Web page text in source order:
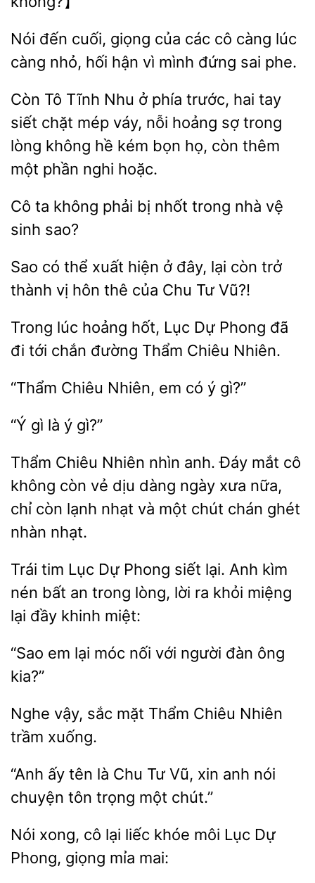
Nói đến cuối,
của các cô càng
càng
hối hận vì mình đứng sai phe.
Còn Tô Tĩnh Nhu ở phía
hai tay
siết chặt mép váy, nỗi hoảng
trong
lòng không hề kém bọn họ, còn thêm
một phần nghi
Cô ta bị nhốt trong
vệ
sinh sao?
Sao có thể xuất hiện ở đây, lại còn trở
thành vị
của Tư Vũ?!
Trong lúc hoảng hốt, Lục Dự Phong đã
đi
chắn đường Chiêu
Chiêu Nhiên, em có
“Ý là
Thẩm Chiêu Nhiên nhìn anh. Đáy mắt cô
không
vẻ dịu dàng
xưa nữa,
chỉ còn lạnh nhạt và một chút chán
nhàn nhạt.
Trái tim Lục Dự Phong siết lại. Anh kìm
nén bất an
lòng, lời ra khỏi miệng
lại đầy
“Sao em nối
người đàn ông
kia?”
Nghe vậy, sắc mặt
Chiêu
xuống.
ấy
là Chu Tư Vũ, xin anh nói
chuyện
trọng một chút.”
cô lại liếc khóe môi Lục Dự
giọng mỉa mai: